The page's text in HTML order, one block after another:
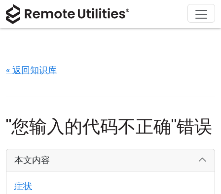
« 返回知识库
"您输入的代码不正确"错误
本文内容
症状
产品
连接模式
无人值守访问
Active Directory 支持
解决方案
信息技术
下载
购买
支持
关于